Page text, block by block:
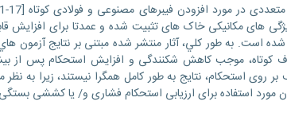
های مکانیکی خاک های تثبیت شده و عمدتا برای افزایش
به طور كلي، آثار منتشر شده مبتنی بر نتايج آزمون هاي
كوتاه، موجب كاهش شکنندگی و افزايش استحکام پس از
بر روی استحکام، نتایج به طور کامل همگرا نیستند، زیرا به
استفاده برای ارزیابی استحکام فشاری و/ یا کششی بستگی